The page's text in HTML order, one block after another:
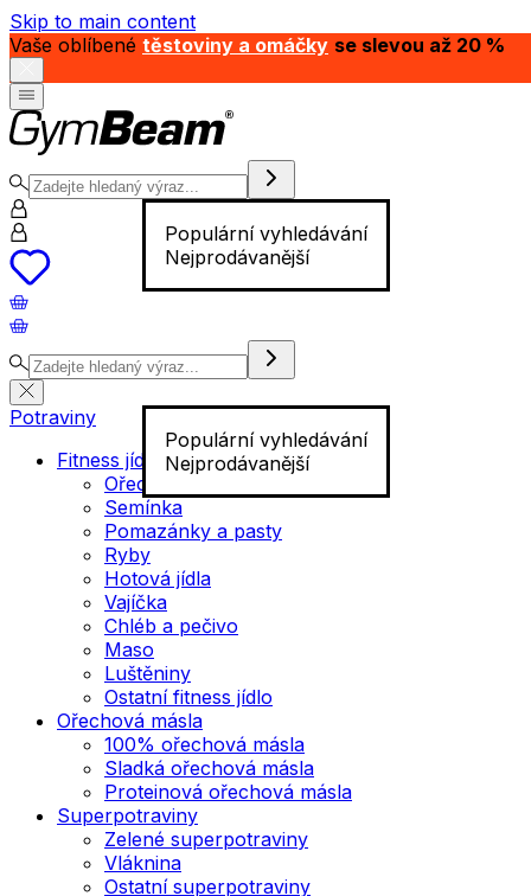
Skip to main content
Vaše oblíbené těstoviny a omáčky se slevou až 20 %
Populární vyhledávání
Nejprodávanější
Populární vyhledávání
Nejprodávanější
Potraviny
Fitness jídlo
Ořechy
Semínka
Pomazánky a pasty
Ryby
Hotová jídla
Vajíčka
Chléb a pečivo
Maso
Luštěniny
Ostatní fitness jídlo
Ořechová másla
100% ořechová másla
Sladká ořechová másla
Proteinová ořechová másla
Superpotraviny
Zelené superpotraviny
Vláknina
Ostatní superpotraviny